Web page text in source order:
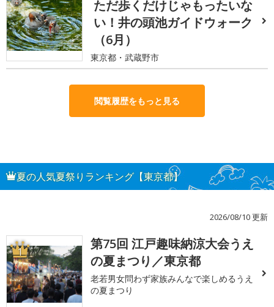
ただ歩くだけじゃもったいな
い！井の頭池ガイドウォーク
（6月）
東京都・武蔵野市
閲覧履歴をもっと見る
夏の人気夏祭りランキング【東京都】
2026/08/10 更新
1
第75回 江戸趣味納涼大会うえ
の夏まつり／東京都
老若男女問わず家族みんなで楽しめるうえ
の夏まつり